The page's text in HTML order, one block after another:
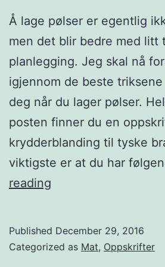
Å lage pølser er egentlig
men det blir bedre med litt
planlegging. Jeg skal nå
igjennom de beste
deg når du lager pølser.
posten finner du en
krydderblanding til tyske
viktigste er at du har
reading
p
Published December 29, 2016
Categorized as Mat, Oppskrifter